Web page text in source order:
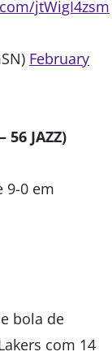
jtWigI4zsm
February
56 JAZZ)
9-0 em
bola de
com 14